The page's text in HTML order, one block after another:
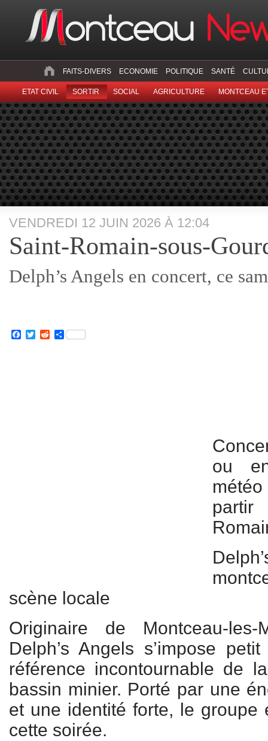
FAITS-DIVERS ECONOMIE POLITIQUE SANTÉ
ETAT CIVIL SORTIR SOCIAL AGRICULTURE MONTCEAU
VENDREDI 12 JUIN 2026 À 12:04
Saint-Romain-sous-
Delph’s Angels en concert, ce
Facebook
TwitterRedditPartager
ou
scène locale
Originaire de Montceau-
Delph’s Angels s’impose
référence incontournable de
bassin minier. Porté par une
et une identité forte, le groupe
cette soirée.